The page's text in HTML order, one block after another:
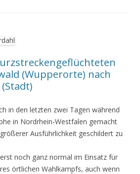
(Wupperorte) nach
in den letzten zwei Tagen während
in Nordrhein-Westfalen gemacht
Ausführlichkeit geschildert zu
noch ganz normal im Einsatz für
örtlichen Wahlkampfs, auch wenn